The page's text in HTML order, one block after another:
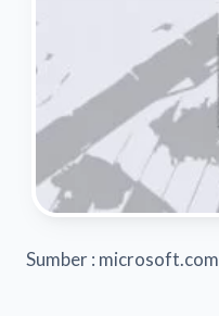
Sumber : microsoft.com